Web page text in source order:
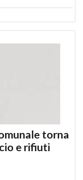
torna
e rifiuti